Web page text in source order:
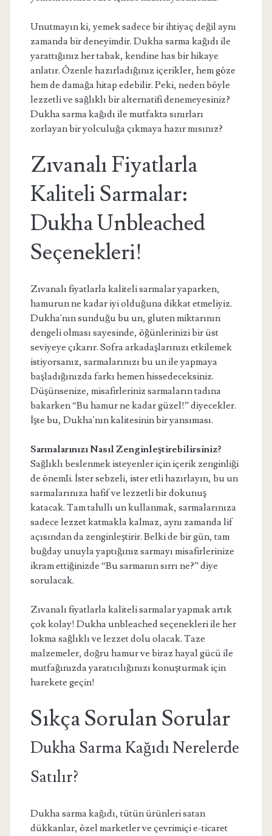
Unutmayın ki, yemek sadece bir ihtiyaç değil aynı
zamanda bir deneyimdir. Dukha sarma kağıdı ile
yarattığınız her tabak, kendine has bir hikaye
anlatır. Özenle hazırladığınız içerikler, hem göze
hem de damağa hitap edebilir. Peki, neden böyle
lezzetli ve sağlıklı bir alternatifi denemeyesiniz?
Dukha sarma kağıdı ile mutfakta sınırları
zorlayan bir yolculuğa çıkmaya hazır mısınız?
Zıvanalı Fiyatlarla
Kaliteli Sarmalar:
Dukha Unbleached
Seçenekleri!
Zıvanalı fiyatlarla kaliteli sarmalar yaparken,
hamurun ne kadar iyi olduğuna dikkat etmeliyiz.
Dukha'nın sunduğu bu un, gluten miktarının
dengeli olması sayesinde, öğünlerinizi bir üst
seviyeye çıkarır. Sofra arkadaşlarınızı etkilemek
istiyorsanız, sarmalarınızı bu un ile yapmaya
başladığınızda farkı hemen hissedeceksiniz.
Düşünsenize, misafirleriniz sarmaların tadına
bakarken “Bu hamur ne kadar güzel!” diyecekler.
İşte bu, Dukha'nın kalitesinin bir yansıması.
Sarmalarınızı Nasıl Zenginleştirebilirsiniz?
Sağlıklı beslenmek isteyenler için içerik zenginliği
de önemli. İster sebzeli, ister etli hazırlayın, bu un
sarmalarınıza hafif ve lezzetli bir dokunuş
katacak. Tam tahıllı un kullanmak, sarmalarınıza
sadece lezzet katmakla kalmaz, aynı zamanda lif
açısından da zenginleştirir. Belki de bir gün, tam
buğday unuyla yaptığınız sarmayı misafirlerinize
ikram ettiğinizde “Bu sarmanın sırrı ne?” diye
sorulacak.
Zıvanalı fiyatlarla kaliteli sarmalar yapmak artık
çok kolay! Dukha unbleached seçenekleri ile her
lokma sağlıklı ve lezzet dolu olacak. Taze
malzemeler, doğru hamur ve biraz hayal gücü ile
mutfağınızda yaratıcılığınızı konuşturmak için
harekete geçin!
Sıkça Sorulan Sorular
Dukha Sarma Kağıdı Nerelerde
Satılır?
Dukha sarma kağıdı, tütün ürünleri satan
dükkanlar, özel marketler ve çevrimiçi e-ticaret